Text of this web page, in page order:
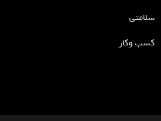
سلامتی
کسب وکار